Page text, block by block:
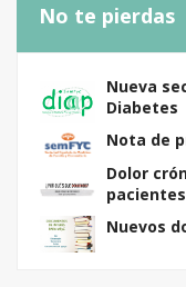
No te pierdas
Nueva
Diabetes
Nota de
Dolor
pacientes
Nuevos